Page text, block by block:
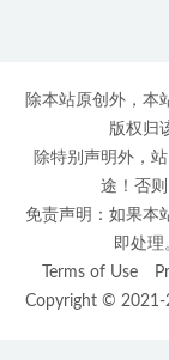
除本站原创外，本
版权归
除特别声明外，
途！否
免责声明：如果本
即处
Terms of Use
Copyright © 2021-